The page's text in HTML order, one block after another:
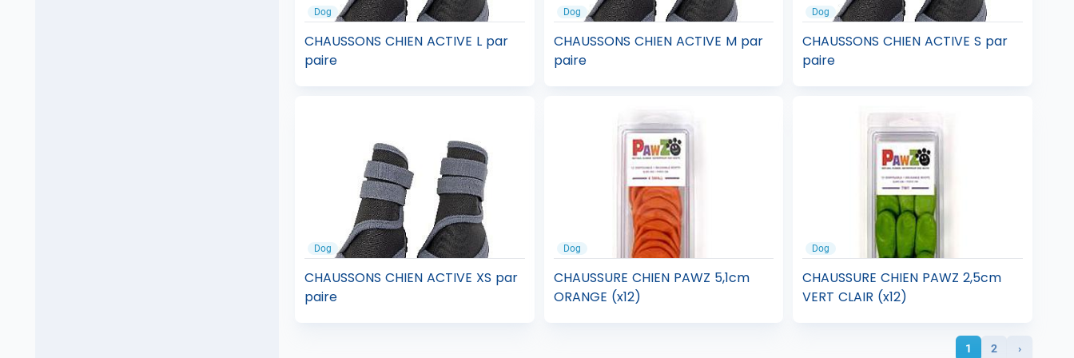
Dog
CHAUSSONS CHIEN ACTIVE L par
paire
Dog
CHAUSSONS CHIEN ACTIVE M par
paire
Dog
CHAUSSONS CHIEN ACTIVE S par
paire
Dog
CHAUSSONS CHIEN ACTIVE XS par
paire
Dog
CHAUSSURE CHIEN PAWZ 5,1cm
ORANGE (x12)
Dog
CHAUSSURE CHIEN PAWZ 2,5cm
VERT CLAIR (x12)
1 2 ›